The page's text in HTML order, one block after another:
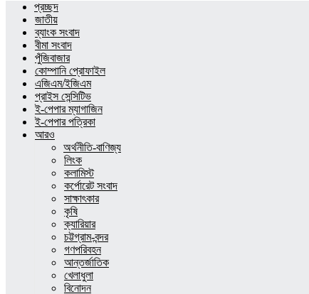
প্রচ্ছদ
জাতীয়
ব্যাংক সংবাদ
বীমা সংবাদ
পুঁজিবাজার
কোম্পানি প্রোফাইল
এজিএম/ইজিএম
প্রাইস সেন্সিটিভ
ই-পেপার ম্যাগাজিন
ই-পেপার পত্রিকা
আরও
অর্থনীতি-বাণিজ্য
লিংক
কলামিস্ট
কর্পোরেট সংবাদ
সাক্ষাৎকার
কৃষি
ক্যারিয়ার
চট্টগ্রাম-বন্দর
গণপরিবহন
আন্তর্জাতিক
খেলাধুলা
বিনোদন